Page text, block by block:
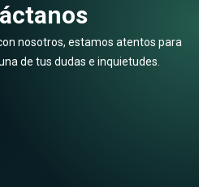
nosotros, estamos atentos para
de tus dudas e inquietudes.